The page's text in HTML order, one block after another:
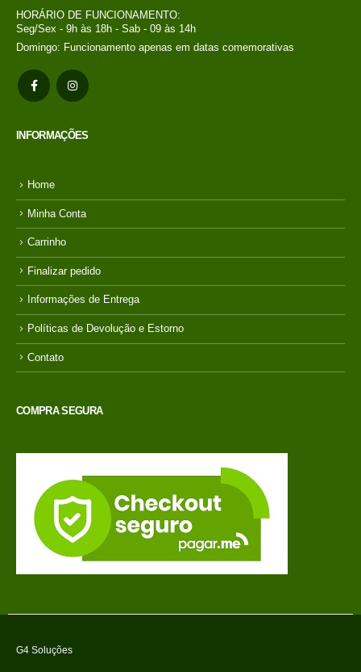
HORÁRIO DE FUNCIONAMENTO:
Seg/Sex - 9h às 18h - Sab - 09 às 14h
Domingo: Funcionamento apenas em datas comemorativas
INFORMAÇÕES
Home
Minha Conta
Carrinho
Finalizar pedido
Informações de Entrega
Políticas de Devolução e Estorno
Contato
COMPRA SEGURA
G4 Soluções